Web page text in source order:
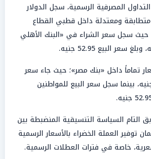
المصرفية الرسمية، سجل الدولار
ومعتدلة داخل قطبي القطاع
سجل سعر الشراء في «البنك الأهلي
تماماً داخل «بنك مصر»؛ حيث جاء سعر
بنحو 52.85 جنيه، بينما سجل سعر البيع للمواطنين
التام السياسة التنسيقية المنضبطة بين
توفير العملة الخضراء بالأسعار الرسمية
خاصة في فترات العطلات الرسمية.